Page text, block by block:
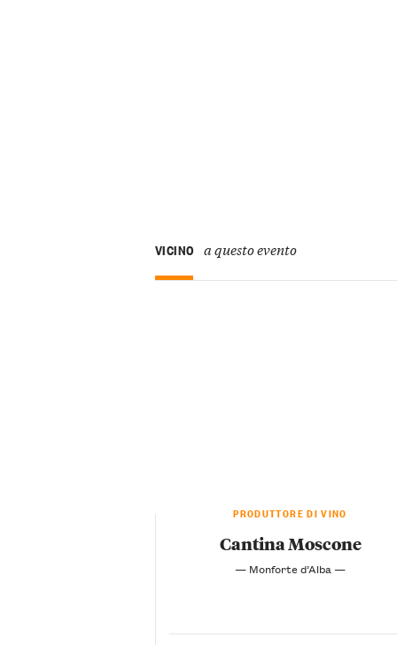
VICINO a questo evento
PRODUTTORE DI VINO
Cantina Moscone
— Monforte d’Alba —